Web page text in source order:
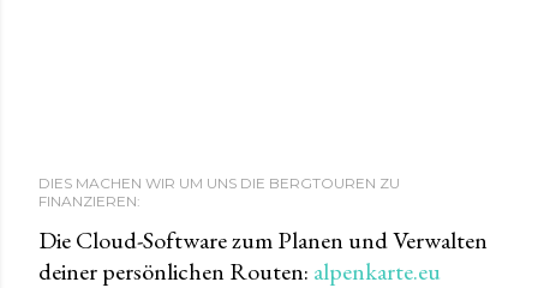
DIES MACHEN WIR UM UNS DIE BERGTOUREN ZU
FINANZIEREN:
Die Cloud-Software zum Planen und Verwalten
deiner persönlichen Routen: alpenkarte.eu